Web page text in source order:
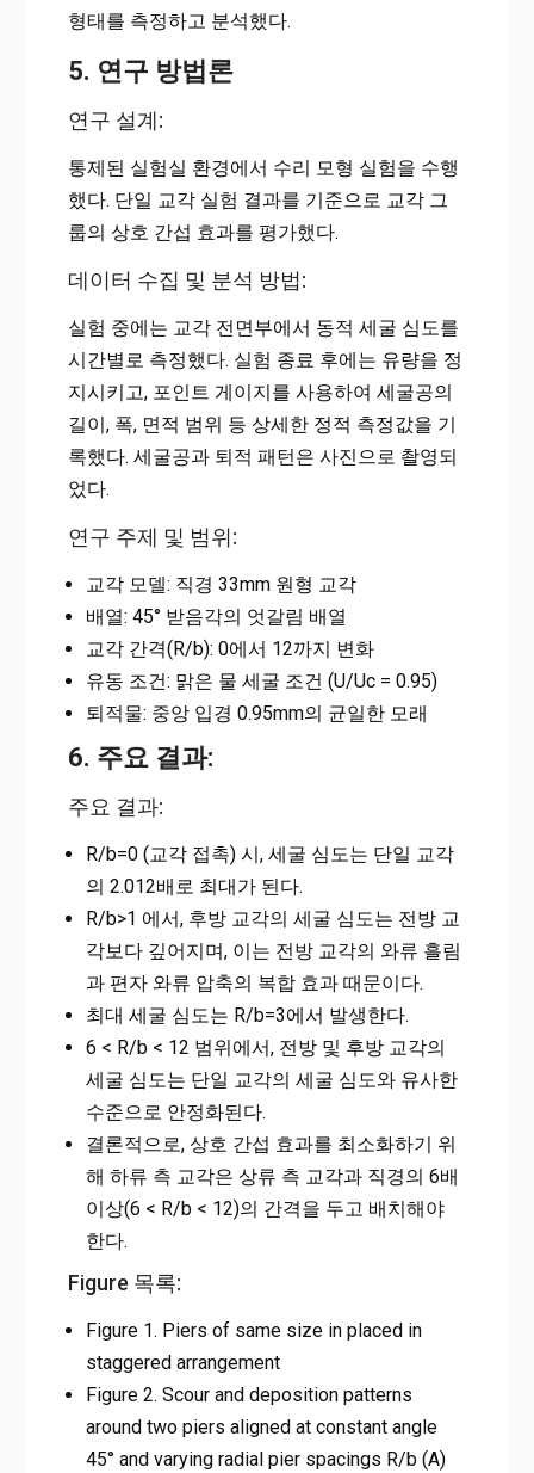
형태를 측정하고 분석했다.
5. 연구 방법론
연구 설계:
통제된 실험실 환경에서 수리 모형 실험을 수행
했다. 단일 교각 실험 결과를 기준으로 교각 그
룹의 상호 간섭 효과를 평가했다.
데이터 수집 및 분석 방법:
실험 중에는 교각 전면부에서 동적 세굴 심도를
시간별로 측정했다. 실험 종료 후에는 유량을 정
지시키고, 포인트 게이지를 사용하여 세굴공의
길이, 폭, 면적 범위 등 상세한 정적 측정값을 기
록했다. 세굴공과 퇴적 패턴은 사진으로 촬영되
었다.
연구 주제 및 범위:
교각 모델: 직경 33mm 원형 교각
배열: 45° 받음각의 엇갈림 배열
교각 간격(R/b): 0에서 12까지 변화
유동 조건: 맑은 물 세굴 조건 (U/Uc = 0.95)
퇴적물: 중앙 입경 0.95mm의 균일한 모래
6. 주요 결과:
주요 결과:
R/b=0 (교각 접촉) 시, 세굴 심도는 단일 교각
의 2.012배로 최대가 된다.
R/b>1 에서, 후방 교각의 세굴 심도는 전방 교
각보다 깊어지며, 이는 전방 교각의 와류 흘림
과 편자 와류 압축의 복합 효과 때문이다.
최대 세굴 심도는 R/b=3에서 발생한다.
6 < R/b < 12 범위에서, 전방 및 후방 교각의
세굴 심도는 단일 교각의 세굴 심도와 유사한
수준으로 안정화된다.
결론적으로, 상호 간섭 효과를 최소화하기 위
해 하류 측 교각은 상류 측 교각과 직경의 6배
이상(6 < R/b < 12)의 간격을 두고 배치해야
한다.
Figure 목록:
Figure 1. Piers of same size in placed in
staggered arrangement
Figure 2. Scour and deposition patterns
around two piers aligned at constant angle
45° and varying radial pier spacings R/b (A)